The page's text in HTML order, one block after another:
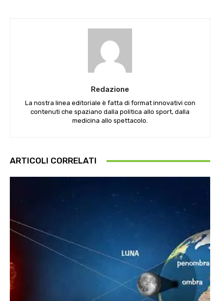
Redazione
La nostra linea editoriale è fatta di format innovativi con
contenuti che spaziano dalla politica allo sport, dalla
medicina allo spettacolo.
ARTICOLI CORRELATI